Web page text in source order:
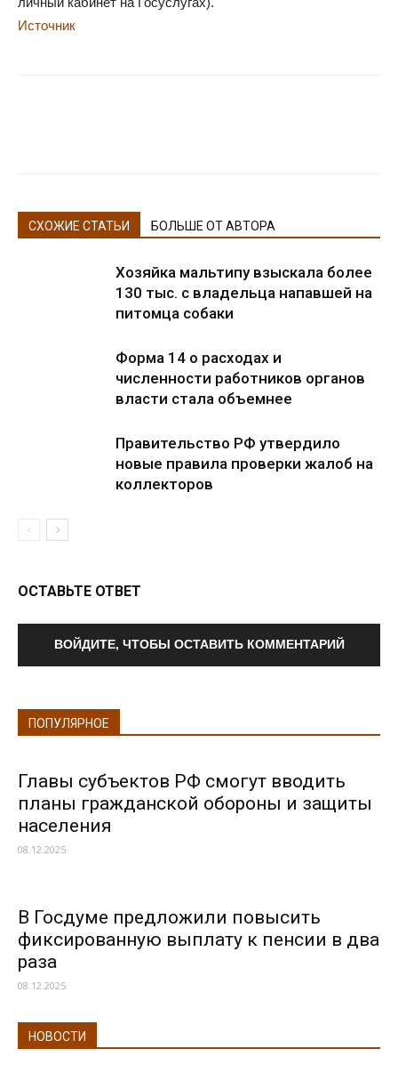
Источник
СХОЖИЕ СТАТЬИ БОЛЬШЕ ОТ АВТОРА
Хозяйка мальтипу взыскала более
130 тыс. с владельца напавшей на
питомца собаки
Форма 14 о расходах и
численности работников органов
власти стала объемнее
Правительство РФ утвердило
новые правила проверки жалоб на
коллекторов
ОСТАВЬТЕ ОТВЕТ
ВОЙДИТЕ, ЧТОБЫ ОСТАВИТЬ КОММЕНТАРИЙ
ПОПУЛЯРНОЕ
Главы субъектов РФ смогут вводить
планы гражданской обороны и защиты
населения
08.12.2025
В Госдуме предложили повысить
фиксированную выплату к пенсии в два
раза
08.12.2025
НОВОСТИ